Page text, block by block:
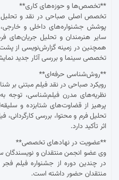
**تخصص‌ها و حوزه‌های کاری**
تخصص اصلی صباحی در نقد و تحلیل
پوشش جشنواره‌های داخلی و خارجی،
سایر هنرمندان و تحلیل
همچنین در زمینه گزارش‌نویسی از
تخصصی سینما و بررسی آثار جدید
**روش‌شناسی حرفه‌ای**
رویکرد صباحی در نقد فیلم مبتنی بر
نظریه‌های مدرن فیلم‌شناسی، توجه
پرهیز از قضاوت‌های شتابزده و
تحلیل فرم و محتوا، بررسی کارگردانی،
اثر تأکید دارد.
**عضویت در نهادهای تخصصی**
وی عضو انجمن منتقدان و نویسندگان
در چندین دوره از جشنواره فیلم
منتقدان حضور داشته است.